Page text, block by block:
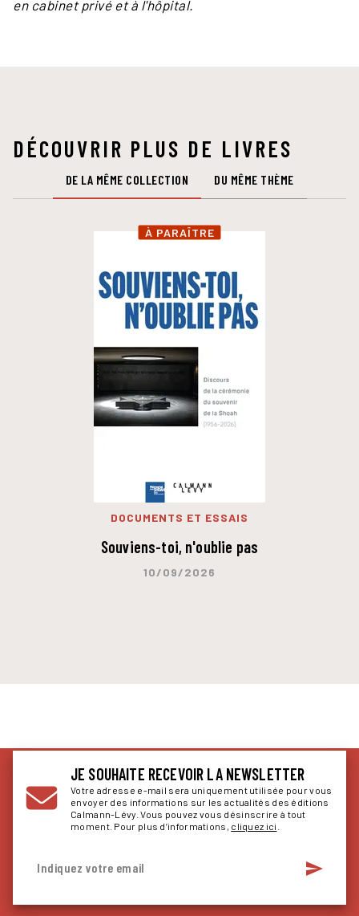
en cabinet privé et à l'hôpital.
DÉCOUVRIR PLUS DE LIVRES
DE LA MÊME COLLECTION DU MÊME THÈME
À PARAÎTRE
DOCUMENTS ET ESSAIS
Souviens-toi, n'oublie pas
10/09/2026
JE SOUHAITE RECEVOIR LA NEWSLETTER
Votre adresse e-mail sera uniquement utilisée pour vous
envoyer des informations sur les actualités des éditions
Calmann-Lévy. Vous pouvez vous désinscrire à tout
moment. Pour plus d’informations, cliquez ici
Indiquez votre email send